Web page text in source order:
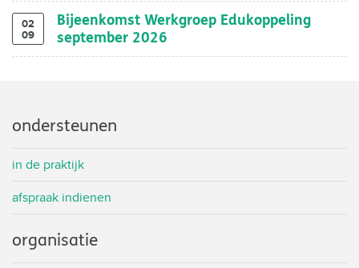
02
09
Bijeenkomst Werkgroep Edukoppeling
september 2026
ondersteunen
in de praktijk
afspraak indienen
organisatie